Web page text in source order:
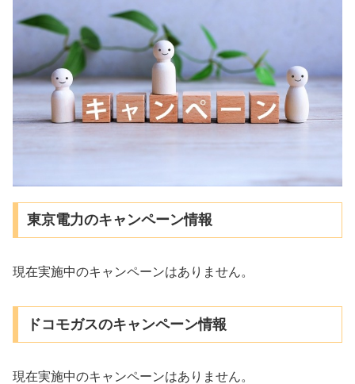
東京電力のキャンペーン情報
現在実施中のキャンペーンはありません。
ドコモガスのキャンペーン情報
現在実施中のキャンペーンはありません。